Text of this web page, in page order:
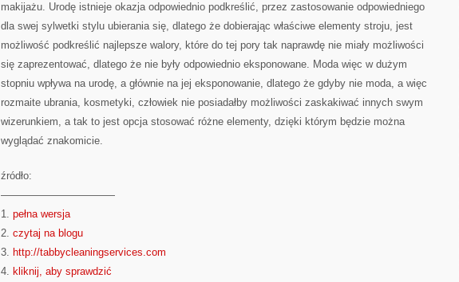
makijażu. Urodę istnieje okazja odpowiednio podkreślić, przez zastosowanie odpowiedniego
dla swej sylwetki stylu ubierania się, dlatego że dobierając właściwe elementy stroju, jest
możliwość podkreślić najlepsze walory, które do tej pory tak naprawdę nie miały możliwości
się zaprezentować, dlatego że nie były odpowiednio eksponowane. Moda więc w dużym
stopniu wpływa na urodę, a głównie na jej eksponowanie, dlatego że gdyby nie moda, a więc
rozmaite ubrania, kosmetyki, człowiek nie posiadałby możliwości zaskakiwać innych swym
wizerunkiem, a tak to jest opcja stosować różne elementy, dzięki którym będzie można
wyglądać znakomicie.
źródło:
———————————
1. pełna wersja
2. czytaj na blogu
3. http://tabbycleaningservices.com
4. kliknij, aby sprawdzić